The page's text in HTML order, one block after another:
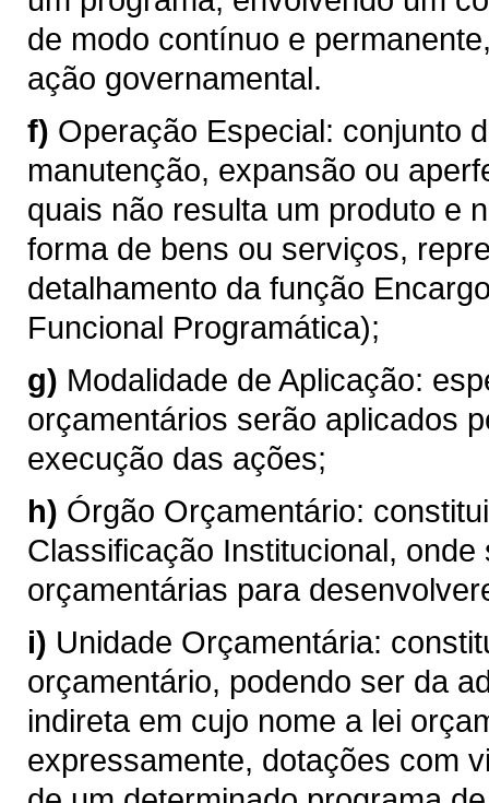
de modo contínuo e
ação governamental.
f) Operação Especial: conjunto
manutenção, expansão ou
quais não resulta um produto e
forma de bens ou serviços,
detalhamento da função
Funcional Programática);
g) Modalidade de Aplicação:
orçamentários serão aplicados
execução das ações;
h) Órgão Orçamentário:
Classificação Institucional,
orçamentárias para
i) Unidade Orçamentária:
orçamentário, podendo ser da
indireta em cujo nome a lei
expressamente, dotações com